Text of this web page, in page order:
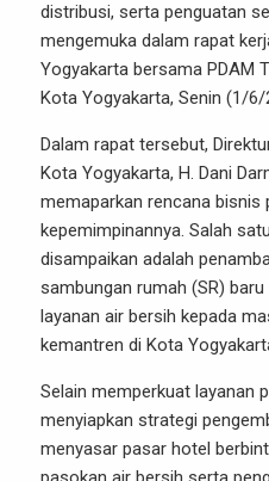
distribusi, serta penguatan
mengemuka dalam rapat
Yogyakarta bersama PDAM
Kota Yogyakarta, Senin (1/6/
Dalam rapat tersebut,
Kota Yogyakarta, H. Dani
memaparkan rencana bisnis
kepemimpinannya. Salah
disampaikan adalah
sambungan rumah (SR)
layanan air bersih kepada
kemantren di Kota
Selain memperkuat layanan
menyiapkan strategi
menyasar pasar hotel